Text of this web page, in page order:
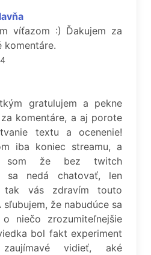
víťazom :) Ďakujem za
komentáre.
gratulujem a pekne
komentáre, a aj porote
textu a ocenenie!
iba koniec streamu, a
som že bez twitch
sa nedá chatovať, len
tak vás zdravím touto
sľubujem, že nabudúce sa
o niečo zrozumiteľnejšie
bol fakt experiment
vidieť, aké